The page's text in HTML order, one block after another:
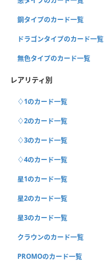
鋼タイプのカード一覧
ドラゴンタイプのカード一覧
無色タイプのカード一覧
レアリティ別
♢1のカード一覧
♢2のカード一覧
♢3のカード一覧
♢4のカード一覧
星1のカード一覧
星2のカード一覧
星3のカード一覧
クラウンのカード一覧
PROMOのカード一覧